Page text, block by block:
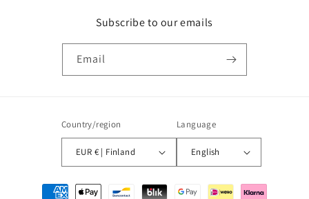
Subscribe to our emails
Email
Country/region
EUR € | Finland
Language
English
Payment